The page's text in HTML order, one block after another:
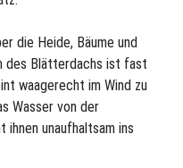
die Heide, Bäume und
des Blätterdachs ist fast
waagerecht im Wind zu
Wasser von der
ihnen unaufhaltsam ins